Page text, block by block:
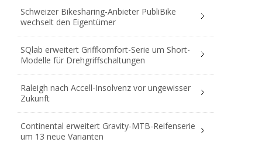
Schweizer Bikesharing-Anbieter PubliBike
wechselt den Eigentümer
SQlab erweitert Griffkomfort-Serie um Short-
Modelle für Drehgriffschaltungen
Raleigh nach Accell-Insolvenz vor ungewisser
Zukunft
Continental erweitert Gravity-MTB-Reifenserie
um 13 neue Varianten